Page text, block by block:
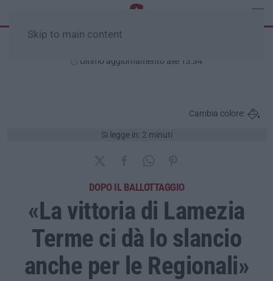
Skip to main content
Ultimo aggiornamento alle 13:34
Si legge in: 2 minuti
Cambia colore:
DOPO IL BALLOTTAGGIO
«La vittoria di Lamezia
Terme ci dà lo slancio
anche per le Regionali»